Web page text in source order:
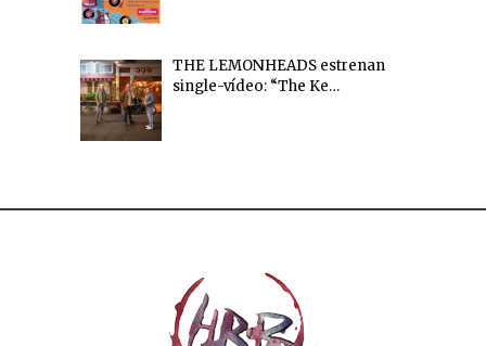
THE LEMONHEADS estrenan
single-vídeo: “The Ke…